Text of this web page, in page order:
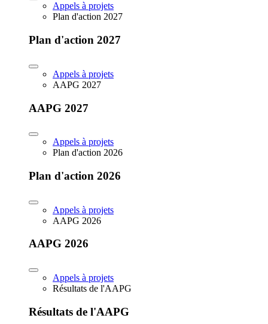
Appels à projets
Plan d'action 2027
Plan d'action 2027
Appels à projets
AAPG 2027
AAPG 2027
Appels à projets
Plan d'action 2026
Plan d'action 2026
Appels à projets
AAPG 2026
AAPG 2026
Appels à projets
Résultats de l'AAPG
Résultats de l'AAPG